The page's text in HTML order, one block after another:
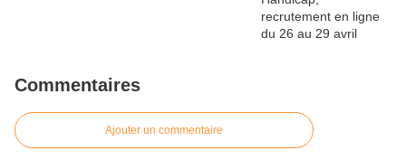
Commentaires
Ajouter un commentaire